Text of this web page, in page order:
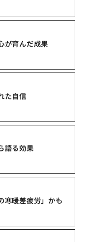
が育んだ成果
た自信
語る効果
寒暖差疲労」かも